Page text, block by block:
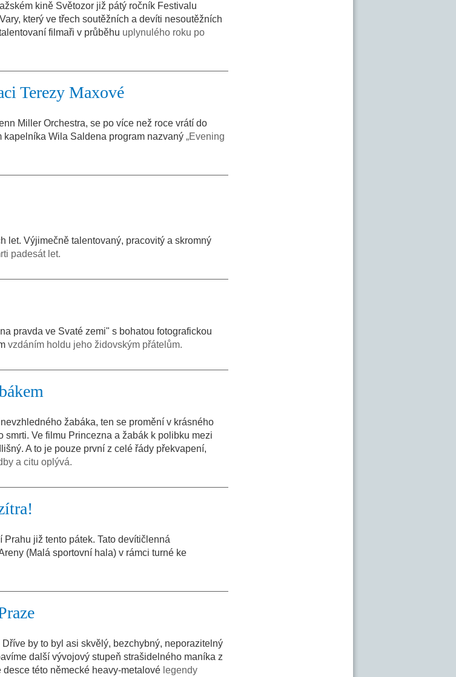
kině Světozor již pátý ročník Festivalu
který ve třech soutěžních a devíti nesoutěžních
filmaři v průběhu uplynulého roku po
Terezy Maxové
Miller Orchestra, se po více než roce vrátí do
kapelníka Wila Saldena program nazvaný „Evening
let. Výjimečně talentovaný, pracovitý a skromný
padesát let.
pravda ve Svaté zemi" s bohatou fotografickou
vzdáním holdu jeho židovským přátelům.
žabáka, ten se promění v krásného
Ve filmu Princezna a žabák k polibku mezi
A to je pouze první z celé řády překvapení,
a citu oplývá.
již tento pátek. Tato devítičlenná
(Malá sportovní hala) v rámci turné ke
by to byl asi skvělý, bezchybný, neporazitelný
další vývojový stupeň strašidelného maníka z
desce této německé heavy-metalové legendy